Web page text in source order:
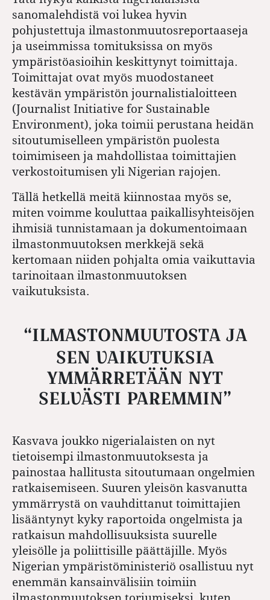
sanomalehdistä voi lukea hyvin
pohjustettuja ilmastonmuutosreportaaseja
ja useimmissa tomituksissa on myös
ympäristöasioihin keskittynyt toimittaja.
Toimittajat ovat myös muodostaneet
kestävän ympäristön journalistialoitteen
(Journalist Initiative for Sustainable
Environment), joka toimii perustana heidän
sitoutumiselleen ympäristön puolesta
toimimiseen ja mahdollistaa toimittajien
verkostoitumisen yli Nigerian rajojen.
Tällä hetkellä meitä kiinnostaa myös se,
miten voimme kouluttaa paikallisyhteisöjen
ihmisiä tunnistamaan ja dokumentoimaan
ilmastonmuutoksen merkkejä sekä
kertomaan niiden pohjalta omia vaikuttavia
tarinoitaan ilmastonmuutoksen
vaikutuksista.
“ILMASTONMUUTOSTA JA
SEN VAIKUTUKSIA
YMMÄRRETÄÄN NYT
SELVÄSTI PAREMMIN”
Kasvava joukko nigerialaisten on nyt
tietoisempi ilmastonmuutoksesta ja
painostaa hallitusta sitoutumaan ongelmien
ratkaisemiseen. Suuren yleisön kasvanutta
ymmärrystä on vauhdittanut toimittajien
lisääntynyt kyky raportoida ongelmista ja
ratkaisun mahdollisuuksista suurelle
yleisölle ja poliittisille päättäjille. Myös
Nigerian ympäristöministeriö osallistuu nyt
enemmän kansainvälisiin toimiin